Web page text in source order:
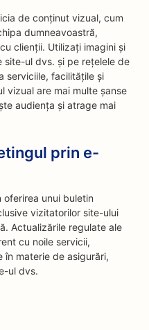
de conținut vizual, cum
dumneavoastră,
clienții. Utilizați imagini și
ul dvs. și pe rețelele de
serviciile, facilitățile și
vizual are mai multe șanse
audiența și atrage mai
prin e-
oferirea unui buletin
vizitatorilor site-ului
Actualizările regulate ale
cu noile servicii,
în materie de asigurări,
ul dvs.